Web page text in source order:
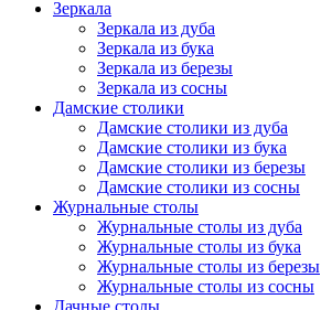
Зеркала
Зеркала из дуба
Зеркала из бука
Зеркала из березы
Зеркала из сосны
Дамские столики
Дамские столики из дуба
Дамские столики из бука
Дамские столики из березы
Дамские столики из сосны
Журнальные столы
Журнальные столы из дуба
Журнальные столы из бука
Журнальные столы из березы
Журнальные столы из сосны
Дачные столы